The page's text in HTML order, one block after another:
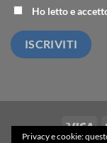
Ho letto e
Privacy e cookie: